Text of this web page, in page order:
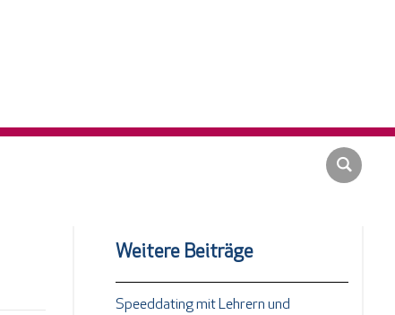
Weitere Beiträge
Speeddating mit Lehrern und